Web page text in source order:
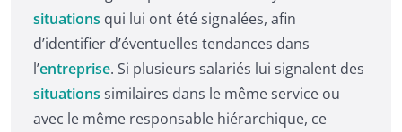
situations qui lui ont été signalées, afin
d’identifier d’éventuelles tendances dans
l’entreprise. Si plusieurs salariés lui signalent des
situations similaires dans le même service ou
avec le même responsable hiérarchique, ce